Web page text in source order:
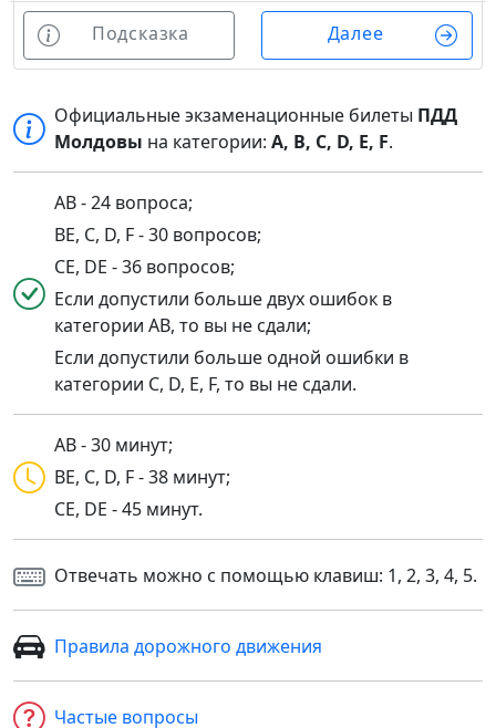
Подсказка Далее
Официальные экзаменационные билеты ПДД
Молдовы на категории:A, B, C, D, E, F.
AB - 24 вопроса;
BE, C, D, F - 30 вопросов;
CE, DE - 36 вопросов;
Если допустили больше двух ошибок в
категории AB, то вы не сдали;
Если допустили больше одной ошибки в
категории C, D, E, F, то вы не сдали.
AB - 30 минут;
BE, C, D, F - 38 минут;
CE, DE - 45 минут.
Отвечать можно с помощью клавиш: 1, 2, 3, 4, 5.
Правила дорожного движения
Частые вопросы